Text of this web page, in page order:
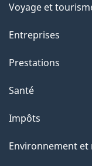
c
e
t
e
a
g
e
Voyage et
Entreprises
Prestations
Santé
Impôts
Environnement